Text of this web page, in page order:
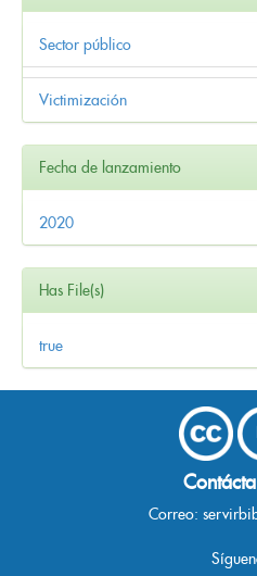
Sector público
Victimización
Fecha de lanzamiento
2020
Has File(s)
true
Correo: